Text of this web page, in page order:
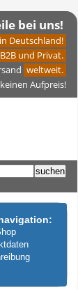
bei uns!
Deutschland!
B2B und Privat.
weltweit.
Aufpreis!